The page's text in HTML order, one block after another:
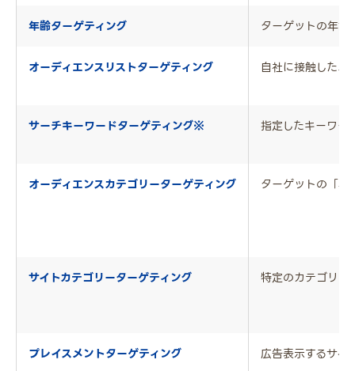
年齢ターゲティング ターゲットの年齢
オーディエンスリストターゲティング 自社に接触したユ
サーチキーワードターゲティング※ 指定したキーワー
オーディエンスカテゴリーターゲティング ターゲットの「興
サイトカテゴリーターゲティング 特定のカテゴリ
プレイスメントターゲティング 広告表示するサイ